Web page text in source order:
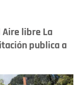
libre La
publica a